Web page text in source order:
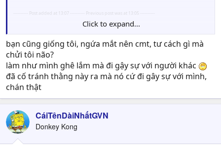
---------- Post added at 13:07 ---------- Previous post was at 13:05 ----------
về hỏi mom xem đây là câu gì nhé
---------- Post added at 13:09 ---------- Previous post was at 13:07 ----------
làm như mình ghê lắm mà đi gậy sự với người khác
thôi dừng nhà - yên của yên nhà hoàng anh - bạn cũng
đừng nên kéo mấy bạn " não " như bạn mà cm
Click to expand...
bạn cũng giống tôi, ngứa mắt nên cmt, tư cách gì mà
chửi tôi não?
làm như mình ghê lắm mà đi gậy sự với người khác
đã cố tránh thằng này ra mà nó cứ đi gây sự với mình,
chán thật
CáiTênDàiNhấtGVN
Donkey Kong